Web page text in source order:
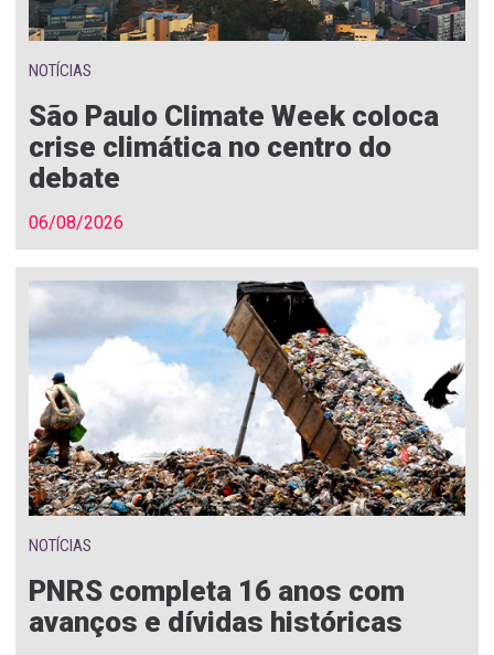
NOTÍCIAS
São Paulo Climate Week coloca
crise climática no centro do
debate
06/08/2026
NOTÍCIAS
PNRS completa 16 anos com
avanços e dívidas históricas